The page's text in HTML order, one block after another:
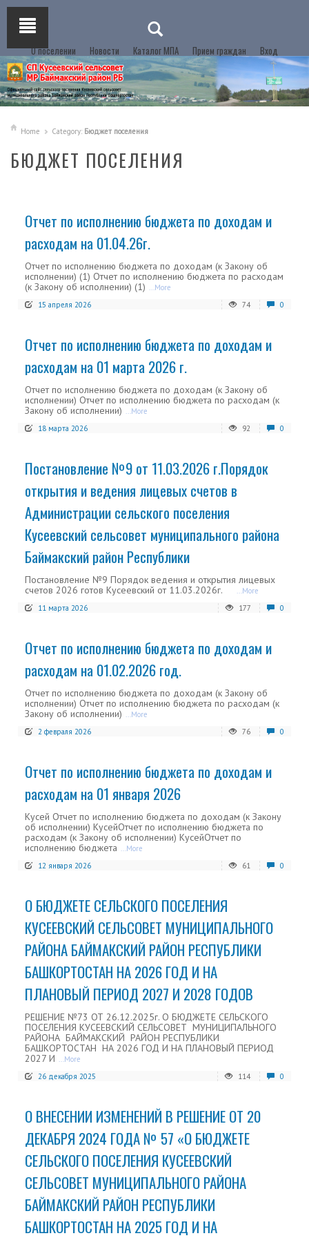
О поселении Новости Каталог МПА Прием граждан Вход
Home Category: Бюджет поселения
БЮДЖЕТ ПОСЕЛЕНИЯ
Отчет по исполнению бюджета по доходам и
расходам на 01.04.26г.
Отчет по исполнению бюджета по доходам (к Закону об
исполнении) (1) Отчет по исполнению бюджета по расходам
(к Закону об исполнении) (1) ...More
15 апреля 2026
74 0
Отчет по исполнению бюджета по доходам и
расходам на 01 марта 2026 г.
Отчет по исполнению бюджета по доходам (к Закону об
исполнении) Отчет по исполнению бюджета по расходам (к
Закону об исполнении) ...More
18 марта 2026
92 0
Постановление №9 от 11.03.2026 г.Порядок
открытия и ведения лицевых счетов в
Администрации сельского поселения
Кусеевский сельсовет муниципального района
Баймакский район Республики
Постановление №9 Порядок ведения и открытия лицевых
счетов 2026 готов Кусеевский от 11.03.2026г.
...More
11 марта 2026
177 0
Отчет по исполнению бюджета по доходам и
расходам на 01.02.2026 год.
Отчет по исполнению бюджета по доходам (к Закону об
исполнении) Отчет по исполнению бюджета по расходам (к
Закону об исполнении) ...More
2 февраля 2026
76 0
Отчет по исполнению бюджета по доходам и
расходам на 01 января 2026
Кусей Отчет по исполнению бюджета по доходам (к Закону
об исполнении) КусейОтчет по исполнению бюджета по
расходам (к Закону об исполнении) КусейОтчет по
исполнению бюджета ...More
12 января 2026
61 0
О БЮДЖЕТЕ СЕЛЬСКОГО ПОСЕЛЕНИЯ
КУСЕЕВСКИЙ СЕЛЬСОВЕТ МУНИЦИПАЛЬНОГО
РАЙОНА БАЙМАКСКИЙ РАЙОН РЕСПУБЛИКИ
БАШКОРТОСТАН НА 2026 ГОД И НА
ПЛАНОВЫЙ ПЕРИОД 2027 И 2028 ГОДОВ
РЕШЕНИЕ №73 ОТ 26.12.2025г. О БЮДЖЕТЕ СЕЛЬСКОГО
ПОСЕЛЕНИЯ КУСЕЕВСКИЙ СЕЛЬСОВЕТ МУНИЦИПАЛЬНОГО
РАЙОНА БАЙМАКСКИЙ РАЙОН РЕСПУБЛИКИ
БАШКОРТОСТАН НА 2026 ГОД И НА ПЛАНОВЫЙ ПЕРИОД
2027 И ...More
26 декабря 2025
114 0
О ВНЕСЕНИИ ИЗМЕНЕНИЙ В РЕШЕНИЕ ОТ 20
ДЕКАБРЯ 2024 ГОДА № 57 «О БЮДЖЕТЕ
СЕЛЬСКОГО ПОСЕЛЕНИЯ КУСЕЕВСКИЙ
СЕЛЬСОВЕТ МУНИЦИПАЛЬНОГО РАЙОНА
БАЙМАКСКИЙ РАЙОН РЕСПУБЛИКИ
БАШКОРТОСТАН НА 2025 ГОД И НА